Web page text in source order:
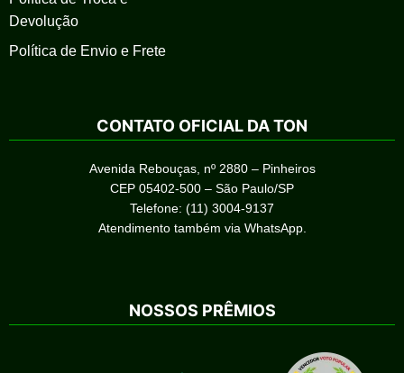
Devolução
Política de Envio e Frete
CONTATO OFICIAL DA TON
Avenida Rebouças, nº 2880 – Pinheiros
CEP 05402-500 – São Paulo/SP
Telefone: (11) 3004-9137
Atendimento também via WhatsApp.
NOSSOS PRÊMIOS